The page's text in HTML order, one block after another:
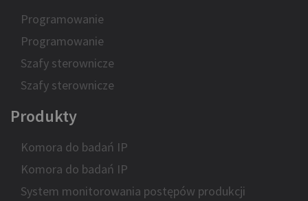
Programowanie
Programowanie
Szafy sterownicze
Szafy sterownicze
Produkty
Komora do badań IP
Komora do badań IP
System monitorowania postępów produkcji